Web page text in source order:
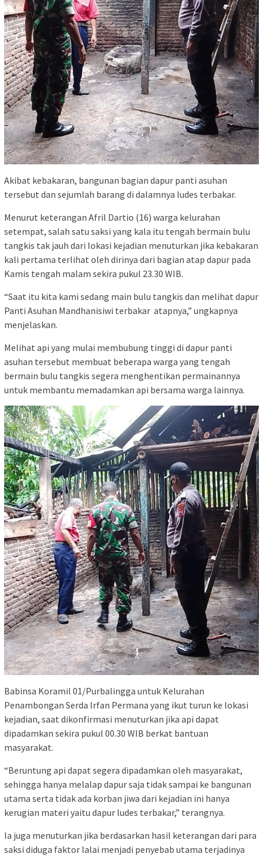
Akibat kebakaran, bangunan bagian dapur panti asuhan
tersebut dan sejumlah barang di dalamnya ludes terbakar.
Menurut keterangan Afril Dartio (16) warga kelurahan
setempat, salah satu saksi yang kala itu tengah bermain bulu
tangkis tak jauh dari lokasi kejadian menuturkan jika kebakaran
kali pertama terlihat oleh dirinya dari bagian atap dapur pada
Kamis tengah malam sekira pukul 23.30 WIB.
“Saat itu kita kami sedang main bulu tangkis dan melihat dapur
Panti Asuhan Mandhanisiwi terbakar atapnya,” ungkapnya
menjelaskan.
Melihat api yang mulai membubung tinggi di dapur panti
asuhan tersebut membuat beberapa warga yang tengah
bermain bulu tangkis segera menghentikan permainannya
untuk membantu memadamkan api bersama warga lainnya.
Babinsa Koramil 01/Purbalingga untuk Kelurahan
Penambongan Serda Irfan Permana yang ikut turun ke lokasi
kejadian, saat dikonfirmasi menuturkan jika api dapat
dipadamkan sekira pukul 00.30 WIB berkat bantuan
masyarakat.
“Beruntung api dapat segera dipadamkan oleh masyarakat,
sehingga hanya melalap dapur saja tidak sampai ke bangunan
utama serta tidak ada korban jiwa dari kejadian ini hanya
kerugian materi yaitu dapur ludes terbakar,” terangnya.
Ia juga menuturkan jika berdasarkan hasil keterangan dari para
saksi diduga faktor lalai menjadi penyebab utama terjadinya